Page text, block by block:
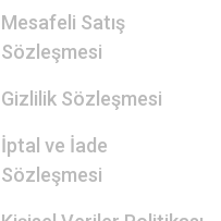
Mesafeli Satış
Sözleşmesi
Gizlilik Sözleşmesi
İptal ve İade
Sözleşmesi